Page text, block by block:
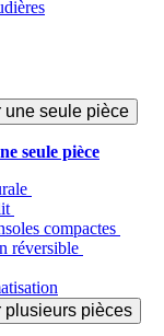
une seule pièce
seule pièce
compactes
réversible
plusieurs pièces